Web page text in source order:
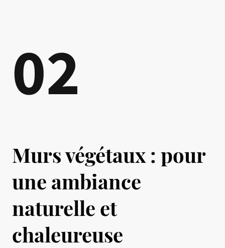
02
Murs végétaux : pour
une ambiance
naturelle et
chaleureuse